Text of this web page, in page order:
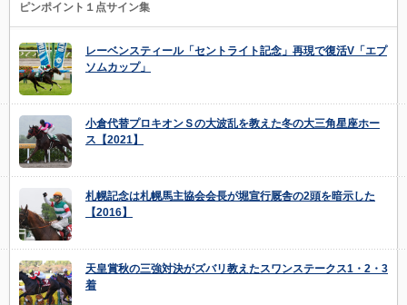
ピンポイント１点サイン集
レーベンスティール「セントライト記念」再現で復活V「エプ
ソムカップ」
小倉代替プロキオンＳの大波乱を教えた冬の大三角星座ホー
ス【2021】
札幌記念は札幌馬主協会会長が堀宣行厩舎の2頭を暗示した
【2016】
天皇賞秋の三強対決がズバリ教えたスワンステークス1・2・3
着